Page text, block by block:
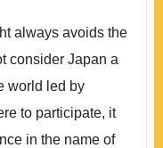
always avoids the
consider Japan a
world led by
to participate, it
in the name of